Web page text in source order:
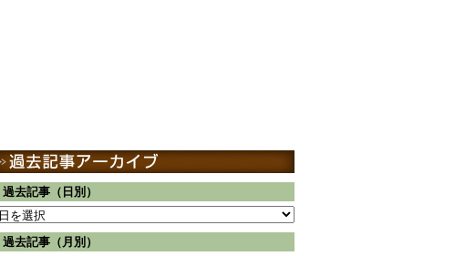
過去記事（日別）
過去記事（月別）